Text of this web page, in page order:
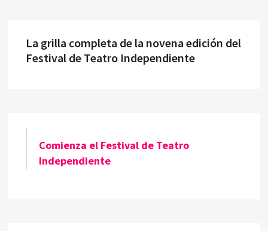
La grilla completa de la novena edición del
Festival de Teatro Independiente
Comienza el Festival de Teatro
Independiente